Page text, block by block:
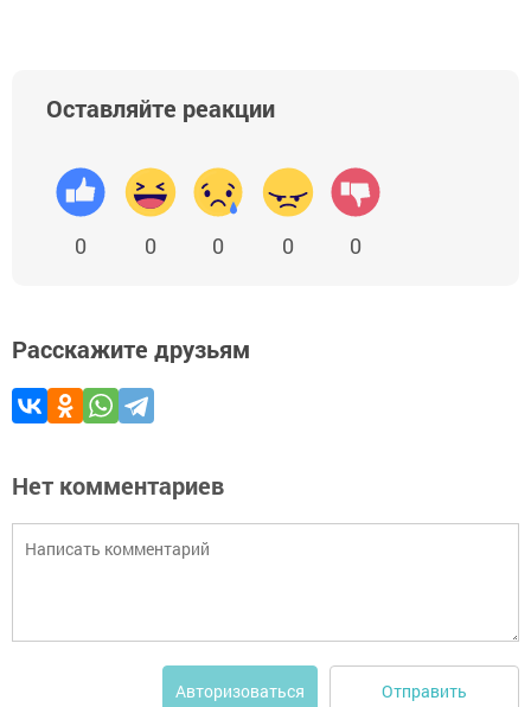
Оставляйте реакции
0 0 0 0 0
Расскажите друзьям
Нет комментариев
Авторизоваться Отправить